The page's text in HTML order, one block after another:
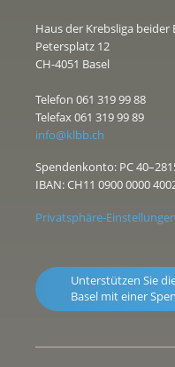
Haus der Krebsliga beider
Petersplatz 12
CH-4051 Basel
Telefon 061 319 99 88
Telefax 061 319 99 89
info@klbb.ch
Spendenkonto: PC
IBAN: CH11 0900 0000
Privatsphäre-Einstellungen
Unterstützen Sie
Basel mit einer